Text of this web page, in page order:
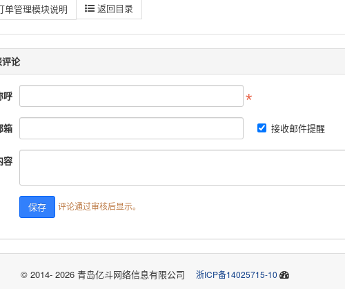
单管理模块说明 返回目录
论
呼
箱 接收邮件提醒
容
评论通过审核后显示。
© 2014- 2026 青岛亿斗网络信息有限公司 浙ICP备14025715-10